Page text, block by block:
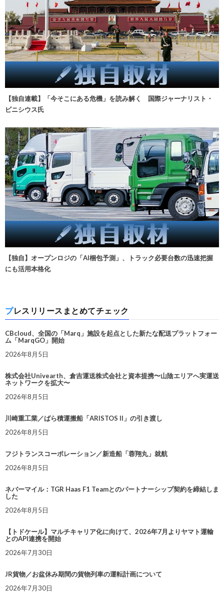
【独自連載】「今そこにある危機」を読み解く 国際ジャーナリスト・
ビニシウス氏
【独自】オープンロジの「AI梱包予測」、トラック必要台数の迅速把握
にも活用本格化
プレスリリースまとめてチェック
CBcloud、全国の「Marq」施設を起点とした新たな配送プラットフォー
ム「MarqGO」開始
2026年8月5日
株式会社Univearth、倉吉運送株式会社と資本提携〜山陰エリアへ実運送
ネットワークを拡大〜
2026年8月5日
川崎重工業／ばら積運搬船「ARISTOS II」の引き渡し
2026年8月5日
フジトランスコーポレーション／新造船「蓉翔丸」就航
2026年8月5日
ネバーマイル：TGR Haas F1 Teamとのパートナーシップ契約を締結しま
した
2026年8月5日
【トドケール】マルチキャリア化に向けて、2026年7月よりヤマト運輸
とのAPI連携を開始
2026年7月30日
JR貨物／お盆休み期間の貨物列車の運転計画について
2026年7月30日